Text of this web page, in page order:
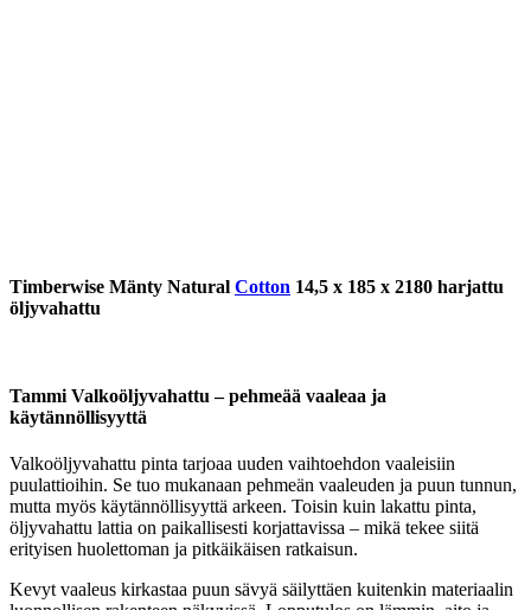
Timberwise Mänty Natural Cotton 14,5 x 185 x 2180 harjattu
öljyvahattu
Tammi Valkoöljyvahattu – pehmeää vaaleaa ja
käytännöllisyyttä
Valkoöljyvahattu pinta tarjoaa uuden vaihtoehdon vaaleisiin
puulattioihin. Se tuo mukanaan pehmeän vaaleuden ja puun tunnun,
mutta myös käytännöllisyyttä arkeen. Toisin kuin lakattu pinta,
öljyvahattu lattia on paikallisesti korjattavissa – mikä tekee siitä
erityisen huolettoman ja pitkäikäisen ratkaisun.
Kevyt vaaleus kirkastaa puun sävyä säilyttäen kuitenkin materiaalin